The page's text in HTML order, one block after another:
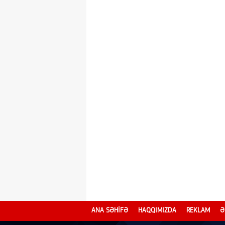
ANA SƏHİFƏ HAQQIMIZDA REKLAM